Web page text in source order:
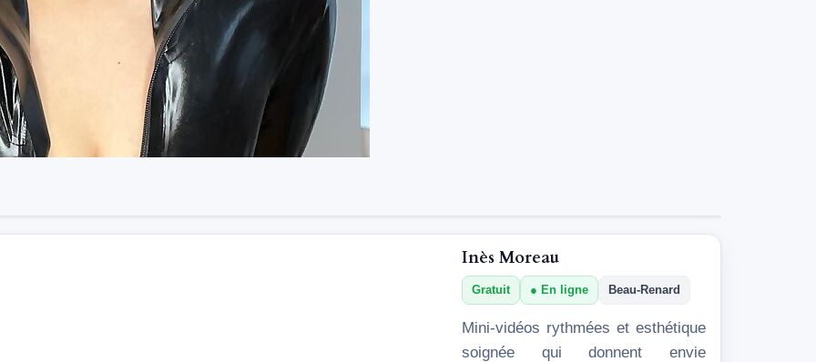
Inès Moreau
Gratuit En ligne Beau-Renard
Mini-vidéos rythmées et esthétique
soignée qui donnent envie